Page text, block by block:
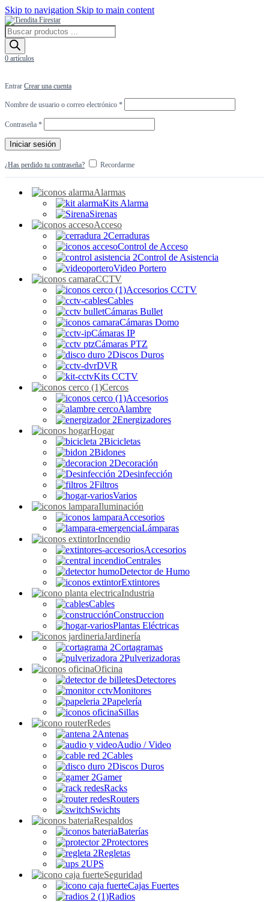
Skip to navigation Skip to main content
Búsqueda
de
productos
0 artículos
Entrar Crear una cuenta
Nombre de usuario o correo electrónico *Obligatorio
Contraseña *Obligatorio
Iniciar sesión
¿Has perdido tu contraseña? Recordarme
Alarmas
Kits Alarma
Sirenas
Acceso
Cerraduras
Control de Acceso
Control de Asistencia
Video Portero
CCTV
Accesorios CCTV
Cables
Cámaras Bullet
Cámaras Domo
Cámaras IP
Cámaras PTZ
Discos Duros
DVR
Kits CCTV
Cercos
Accesorios
Alambre
Energizadores
Hogar
Bicicletas
Bidones
Decoración
Desinfección
Filtros
Varios
Iluminación
Accesorios
Lámparas
Incendio
Accesorios
Centrales
Detector de Humo
Extintores
Industria
Cables
Construccion
Plantas Eléctricas
Jardinería
Cortagramas
Pulverizadoras
Oficina
Detectores
Monitores
Papelería
Sillas
Redes
Antenas
Audio / Video
Cables
Discos Duros
Gamer
Racks
Routers
Swichts
Respaldos
Baterías
Protectores
Regletas
UPS
Seguridad
Cajas Fuertes
Radios